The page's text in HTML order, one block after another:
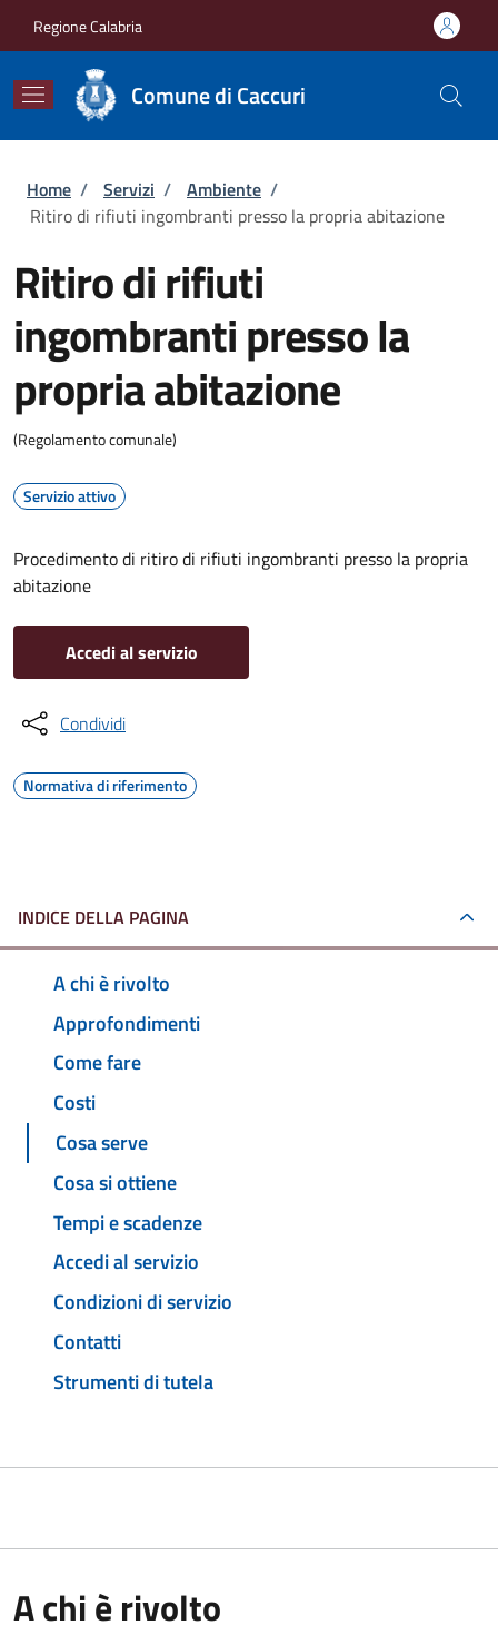
Regione Calabria
Comune di Caccuri
Briciole di pane
Home / Servizi / Ambiente /
Ritiro di rifiuti ingombranti presso la propria abitazione
Ritiro di rifiuti
ingombranti presso la
propria abitazione
(Regolamento comunale)
Servizio attivo
Procedimento di ritiro di rifiuti ingombranti presso la propria
abitazione
Accedi al servizio
Condividi
Normativa di riferimento
INDICE DELLA PAGINA
A chi è rivolto
Approfondimenti
Come fare
Costi
Cosa serve
Cosa si ottiene
Tempi e scadenze
Accedi al servizio
Condizioni di servizio
Contatti
Strumenti di tutela
A chi è rivolto